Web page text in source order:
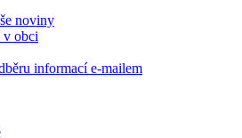
noviny
v obci
informací e-mailem